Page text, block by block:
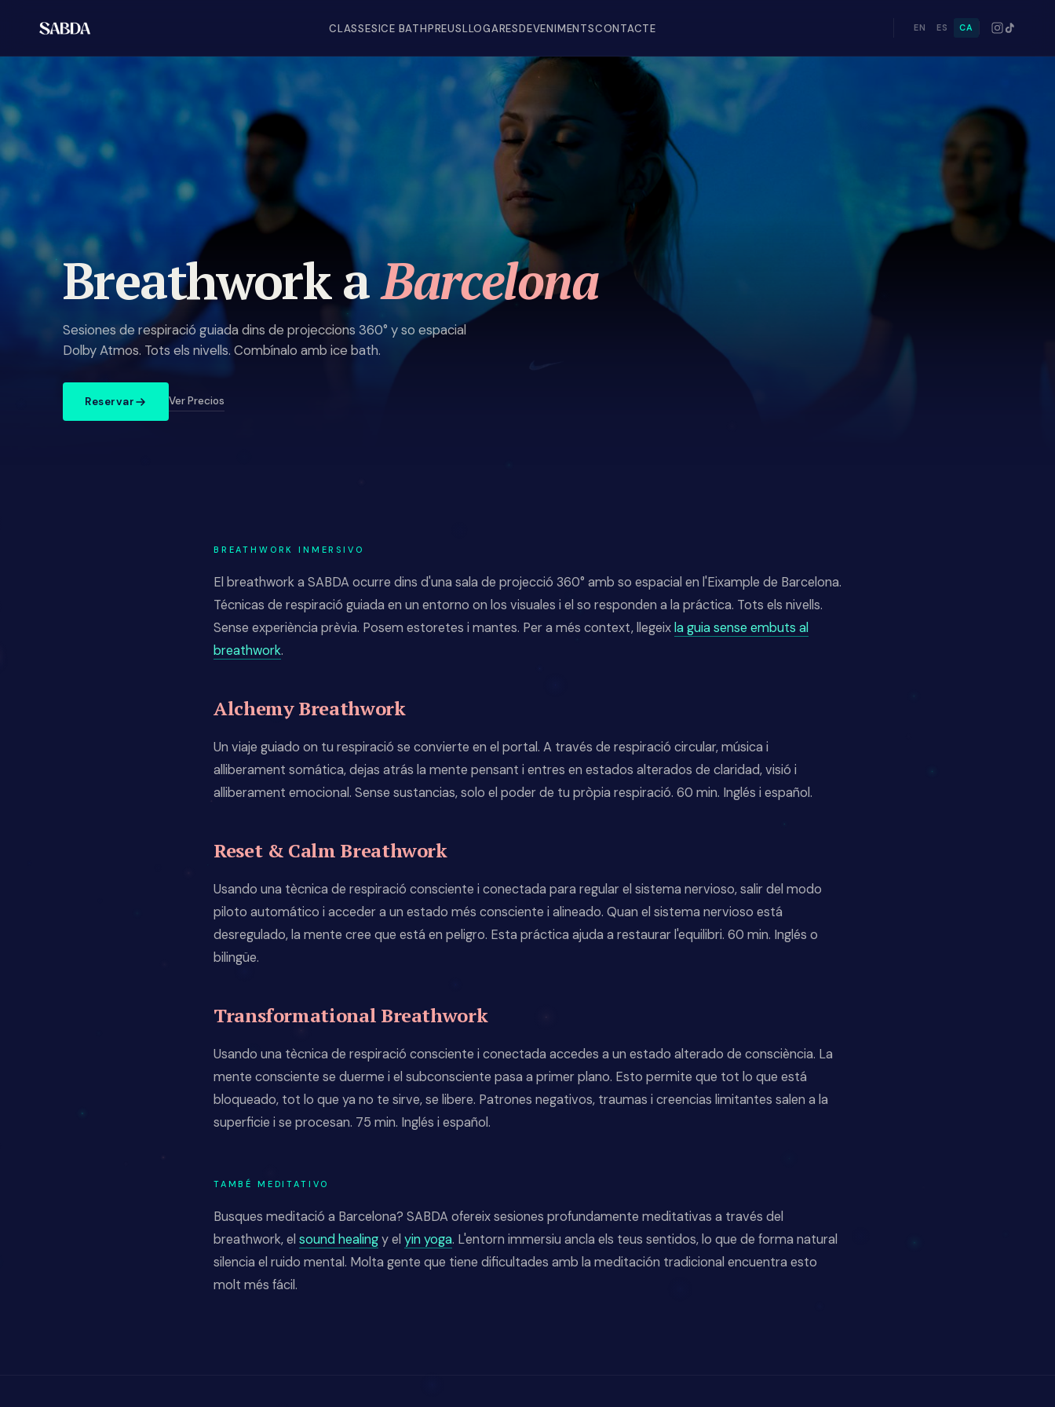
CLASSESICE BATHPREUSLLOGARESDEVENIMENTSCONTACTE EN ES CA
Breathwork aBarcelona
Sesiones de respiració guiada dins de projeccions 360° y so espacial
Dolby Atmos. Tots els nivells. Combínalo amb ice bath.
Reservar Ver Precios
BREATHWORK INMERSIVO
El breathwork a SABDA ocurre dins d'una sala de projecció 360° amb so espacial en l'Eixample de Barcelona.
Técnicas de respiració guiada en un entorno on los visuales i el so responden a la práctica. Tots els nivells.
Sense experiència prèvia. Posem estoretes i mantes. Per a més context, llegeix la guia sense embuts al
breathwork.
Alchemy Breathwork
Un viaje guiado on tu respiració se convierte en el portal. A través de respiració circular, música i
alliberament somática, dejas atrás la mente pensant i entres en estados alterados de claridad, visió i
alliberament emocional. Sense sustancias, solo el poder de tu pròpia respiració. 60 min. Inglés i español.
Reset & Calm Breathwork
Usando una tècnica de respiració consciente i conectada para regular el sistema nervioso, salir del modo
piloto automático i acceder a un estado més consciente i alineado. Quan el sistema nervioso está
desregulado, la mente cree que está en peligro. Esta práctica ajuda a restaurar l'equilibri. 60 min. Inglés o
bilingüe.
Transformational Breathwork
Usando una tècnica de respiració consciente i conectada accedes a un estado alterado de consciència. La
mente consciente se duerme i el subconsciente pasa a primer plano. Esto permite que tot lo que está
bloqueado, tot lo que ya no te sirve, se libere. Patrones negativos, traumas i creencias limitantes salen a la
superficie i se procesan. 75 min. Inglés i español.
TAMBÉ MEDITATIVO
Busques meditació a Barcelona? SABDA ofereix sesiones profundamente meditativas a través del
breathwork, el sound healingy el yin yoga. L'entorn immersiu ancla els teus sentidos, lo que de forma natural
silencia el ruido mental. Molta gente que tiene dificultades amb la meditación tradicional encuentra esto
molt més fácil.